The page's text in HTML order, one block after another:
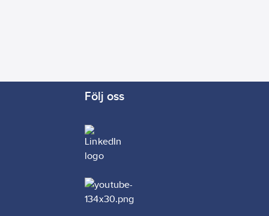
Följ oss